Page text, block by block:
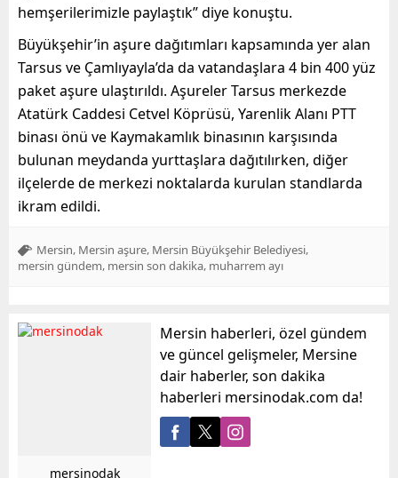
hemşerilerimizle paylaştık”diye konuştu.
Büyükşehir’in aşure dağıtımları kapsamında yer alan
Tarsus ve Çamlıyayla’da da vatandaşlara 4 bin 400 yüz
paket aşure ulaştırıldı. AşurelerTarsus merkezde
Atatürk Caddesi Cetvel Köprüsü, Yarenlik Alanı PTT
binası önü ve Kaymakamlık binasının karşısında
bulunan meydanda yurttaşlara dağıtılırken, diğer
ilçelerde de merkezi noktalarda kurulan standlarda
ikram edildi.
Mersin Mersin aşure Mersin Büyükşehir Belediyesi
mersin gündem mersin son dakika muharrem ayı
mersinodak
Mersin haberleri, özel gündem
ve güncel gelişmeler, Mersine
dair haberler, son dakika
haberleri mersinodak.com da!